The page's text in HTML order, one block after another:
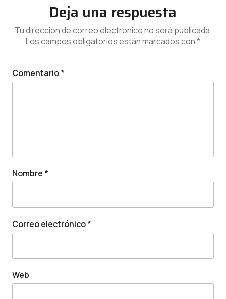
Deja una respuesta
Tu dirección de correo electrónico no será publicada.
Los campos obligatorios están marcados con*
Comentario*
Nombre *
Correo electrónico*
Web